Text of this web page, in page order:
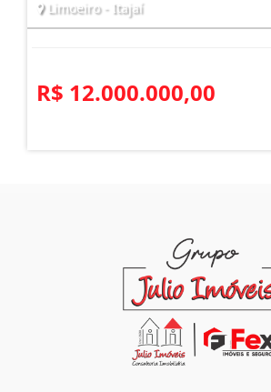
Limoeiro - Itajaí
R$ 12.000.000,00